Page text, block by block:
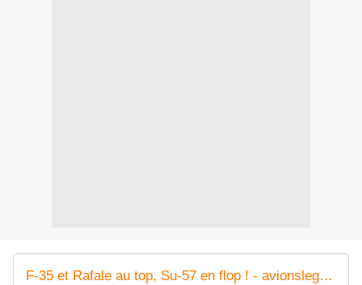
F-35 et Rafale au top, Su-57 en flop ! - avionslegendaires.net